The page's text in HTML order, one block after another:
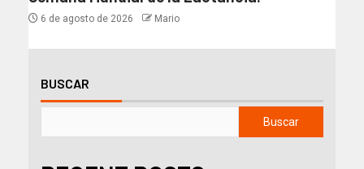
6 de agosto de 2026 Mario
BUSCAR
Buscar